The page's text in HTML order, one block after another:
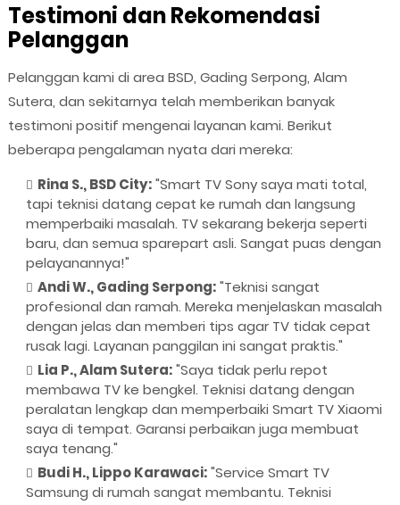
Testimoni dan Rekomendasi
Pelanggan
Pelanggan kami di area BSD, Gading Serpong, Alam
Sutera, dan sekitarnya telah memberikan banyak
testimoni positif mengenai layanan kami. Berikut
beberapa pengalaman nyata dari mereka:
Rina S., BSD City:"Smart TV Sony saya mati total,
tapi teknisi datang cepat ke rumah dan langsung
memperbaiki masalah. TV sekarang bekerja seperti
baru, dan semua sparepart asli. Sangat puas dengan
pelayanannya!"
Andi W., Gading Serpong:"Teknisi sangat
profesional dan ramah. Mereka menjelaskan masalah
dengan jelas dan memberi tips agar TV tidak cepat
rusak lagi. Layanan panggilan ini sangat praktis."
Lia P., Alam Sutera:"Saya tidak perlu repot
membawa TV ke bengkel. Teknisi datang dengan
peralatan lengkap dan memperbaiki Smart TV Xiaomi
saya di tempat. Garansi perbaikan juga membuat
saya tenang."
Budi H., Lippo Karawaci:"Service Smart TV
Samsung di rumah sangat membantu. Teknisi